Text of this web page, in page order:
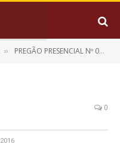
» PREGÃO PRESENCIAL Nº 010/2015-CPL/PMM
0